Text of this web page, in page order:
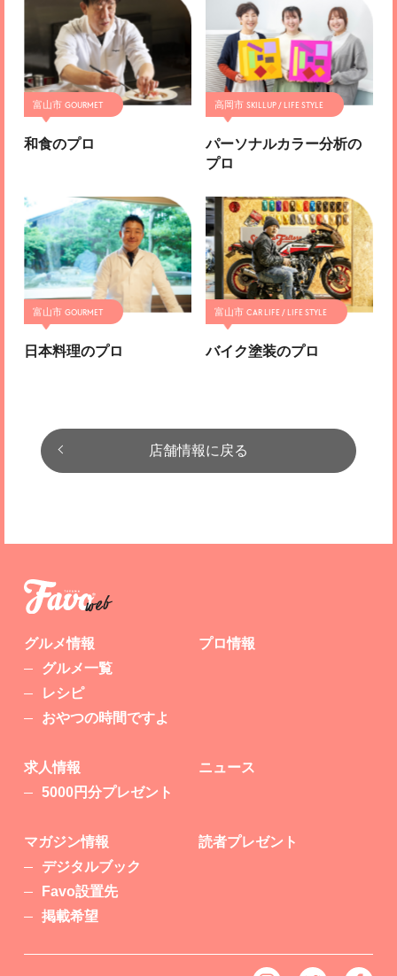
富山市
和食のプロ
高岡市
パーソナルカラー分析の
プロ
富山市
日本料理のプロ
富山市
バイク塗装のプロ
店舗情報に戻る
グルメ情報
グルメ一覧
レシピ
おやつの時間ですよ
プロ情報
求人情報
5000円分プレゼント
ニュース
マガジン情報
デジタルブック
Favo設置先
掲載希望
読者プレゼント